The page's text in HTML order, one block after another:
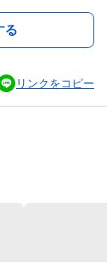
る
リンクをコピー